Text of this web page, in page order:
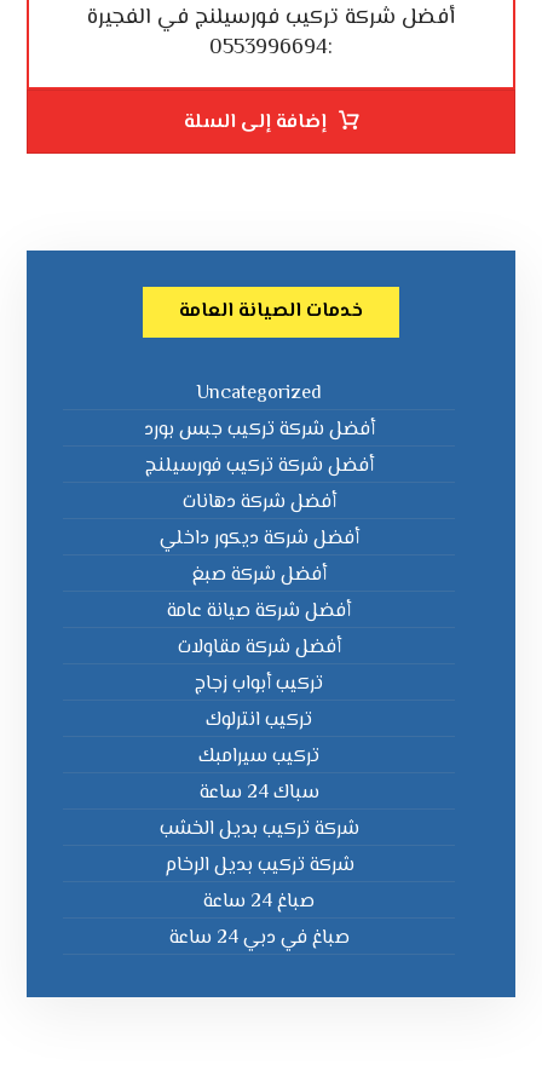
أفضل شركة تركيب فورسيلنج في الفجيرة
:0553996694
إضافة إلى السلة
خدمات الصيانة العامة
Uncategorized
أفضل شركة تركيب جبس بورد
أفضل شركة تركيب فورسيلنج
أفضل شركة دهانات
أفضل شركة ديكور داخلي
أفضل شركة صبغ
أفضل شركة صيانة عامة
أفضل شركة مقاولات
تركيب أبواب زجاج
تركيب انترلوك
تركيب سيرامبك
سباك 24 ساعة
شركة تركيب بديل الخشب
شركة تركيب بديل الرخام
صباغ 24 ساعة
صباغ في دبي 24 ساعة